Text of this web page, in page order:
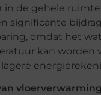
in de gehele
significante
omdat het
kan worden